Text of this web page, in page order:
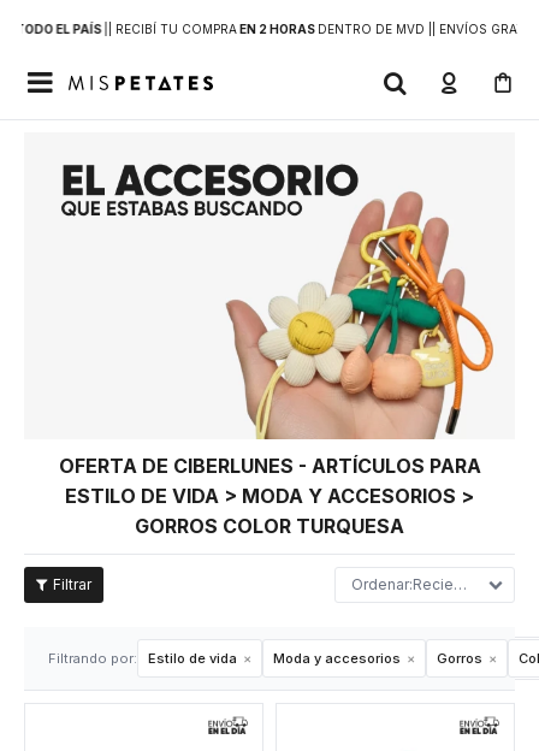
TODO EL PAÍS | RECIBÍ TU COMPRAEN 2 HORAS DENTRO DE MVD | | ENVÍOS GRATIS

OFERTA DE CIBERLUNES - ARTÍCULOS PARA
ESTILO DE VIDA > MODA Y ACCESORIOS >
GORROS COLOR TURQUESA
Recientes
Filtrando por: Estilo de vida Moda y accesorios Gorros